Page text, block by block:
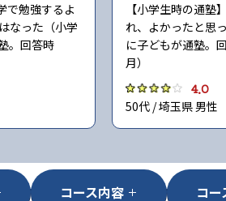
で勉強するよ
なった（小学
。回答時
【小学生時の通塾
れ、よかったと思
に子どもが通塾。
月）
4.0
50代 / 埼玉県 男性
コース内容 コ